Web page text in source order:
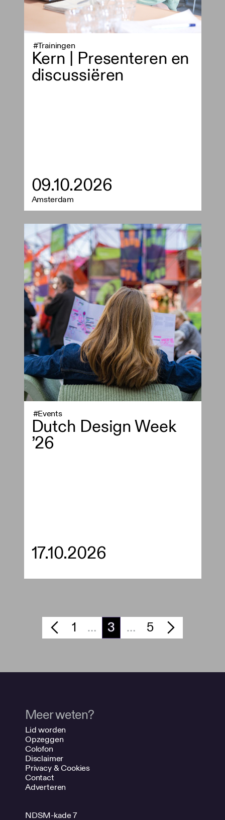
#Trainingen
Kern | Presenteren en
discussiëren
09.10.2026
Amsterdam
#Events
Dutch Design Week
’26
17.10.2026
1 … 3 … 5
Meer weten?
Lid worden
Opzeggen
Colofon
Disclaimer
Privacy & Cookies
Contact
Adverteren
NDSM-kade 7